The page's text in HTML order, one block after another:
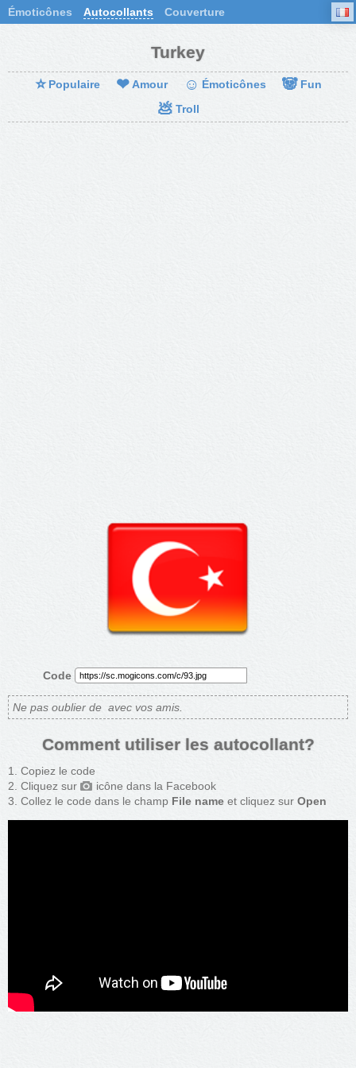
Émoticônes Autocollants Couverture
Turkey
⭐ Populaire ❤ Amour ☺ Émoticônes 🐼 Fun
💩 Troll
Code
Ne pas oublier de avec vos amis.
Comment utiliser les autocollant?
Copiez le code
Cliquez sur
icône dans la Facebook
Collez le code dans le champ File name et cliquez sur Open